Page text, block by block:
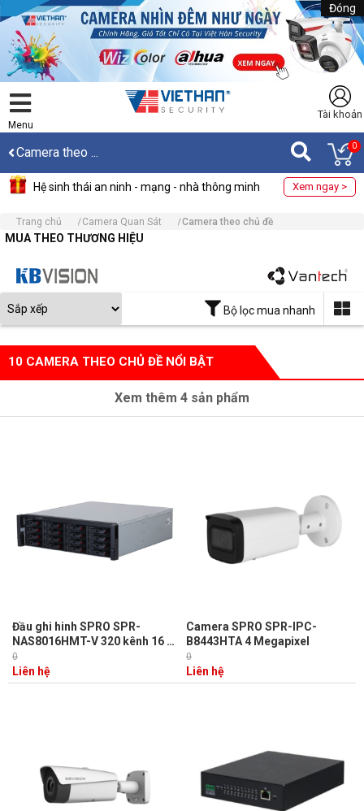
Đóng
Menu
Tài khoản
Camera theo ... 0
Hệ sinh thái an ninh - mạng - nhà thông minh Xem ngay >
Trang chủ Camera Quan Sát Camera theo chủ đề
MUA THEO THƯƠNG HIỆU
Bộ lọc mua nhanh
10 CAMERA THEO CHỦ ĐỀ NỔI BẬT
Xem thêm 4 sản phẩm
Đầu ghi hinh SPRO SPR-
NAS8016HMT-V 320 kênh 16 ổ
cứng
0
Liên hệ
Camera SPRO SPR-IPC-
B8443HTA 4 Megapixel
0
Liên hệ